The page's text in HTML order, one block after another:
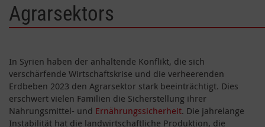
Agrarsektors
In Syrien haben der anhaltende Konflikt, die sich
verschärfende Wirtschaftskrise und die verheerenden
Erdbeben 2023 den Agrarsektor stark beeinträchtigt. Dies
erschwert vielen Familien die Sicherstellung ihrer
Nahrungsmittel- und Ernährungssicherheit. Die jahrelange
Instabilität hat die landwirtschaftliche Produktion, die